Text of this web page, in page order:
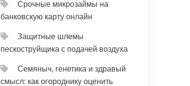
Срочные микрозаймы на
банковскую карту онлайн
Защитные шлемы
пескоструйщика с подачей воздуха
Семяныч, генетика и здравый
смысл: как огороднику оценить